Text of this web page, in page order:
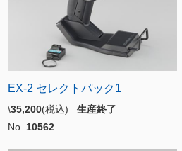
EX-2 セレクトパック1
\35,200(税込) 生産終了
No. 10562